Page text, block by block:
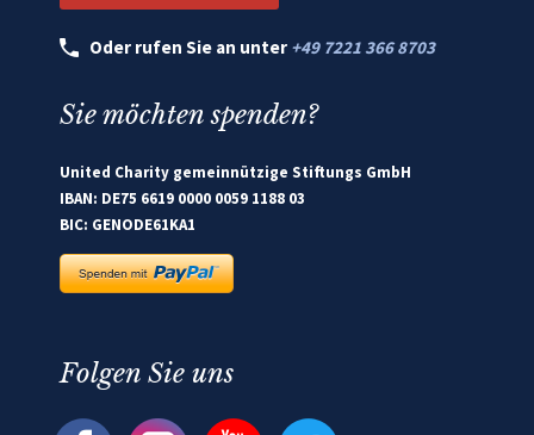
Oder rufen Sie an unter +49 7221 366 8703
Sie möchten spenden?
United Charity gemeinnützige Stiftungs GmbH
IBAN: DE75 6619 0000 0059 1188 03
BIC: GENODE61KA1
Folgen Sie uns